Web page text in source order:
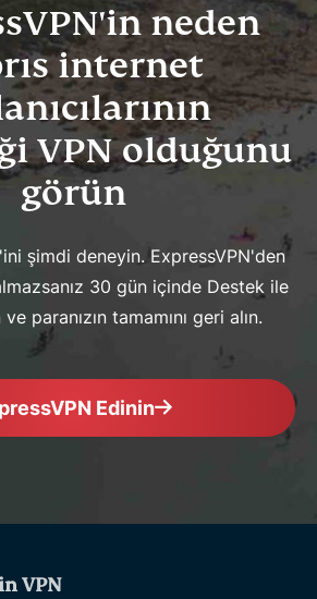
neden
internet
VPN olduğunu
görün
şimdi deneyin. ExpressVPN'den
30 gün içinde Destek ile
paranızın tamamını geri alın.
Edinin
VPN